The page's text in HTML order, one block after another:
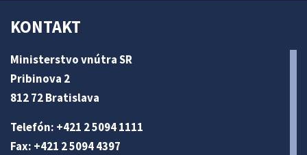
KONTAKT
Ministerstvo vnútra SR
Pribinova 2
812 72 Bratislava
Telefón: +421 2 5094 1111
Fax: +421 2 5094 4397